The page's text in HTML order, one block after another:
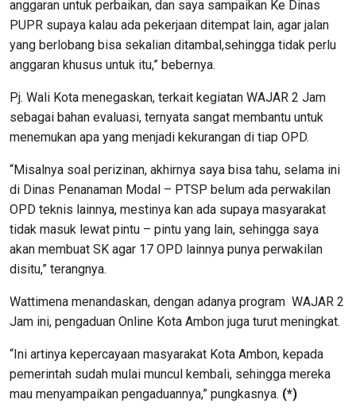
anggaran untuk perbaikan, dan saya sampaikan Ke Dinas
PUPR supaya kalau ada pekerjaan ditempat lain, agar jalan
yang berlobang bisa sekalian ditambal,sehingga tidak perlu
anggaran khusus untuk itu,” bebernya.
Pj. Wali Kota menegaskan, terkait kegiatan WAJAR 2 Jam
sebagai bahan evaluasi, ternyata sangat membantu untuk
menemukan apa yang menjadi kekurangan di tiap OPD.
“Misalnya soal perizinan, akhirnya saya bisa tahu, selama ini
di Dinas Penanaman Modal – PTSP belum ada perwakilan
OPD teknis lainnya, mestinya kan ada supaya masyarakat
tidak masuk lewat pintu – pintu yang lain, sehingga saya
akan membuat SK agar 17 OPD lainnya punya perwakilan
disitu,” terangnya.
Wattimena menandaskan, dengan adanya program WAJAR 2
Jam ini, pengaduan Online Kota Ambon juga turut meningkat.
“Ini artinya kepercayaan masyarakat Kota Ambon, kepada
pemerintah sudah mulai muncul kembali, sehingga mereka
mau menyampaikan pengaduannya,” pungkasnya. (*)